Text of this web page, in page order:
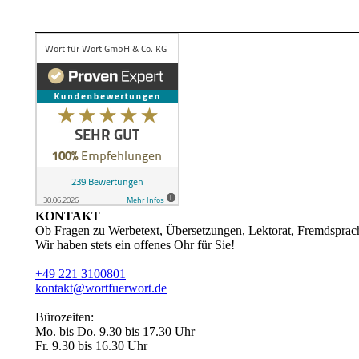
KONTAKT
Ob Fragen zu Werbetext, Übersetzungen, Lektorat,
Wir haben stets ein offenes Ohr für Sie!
+49 221 3100801
kontakt@wortfuerwort.de
Bürozeiten:
Mo. bis Do. 9.30 bis 17.30 Uhr
Fr. 9.30 bis 16.30 Uhr